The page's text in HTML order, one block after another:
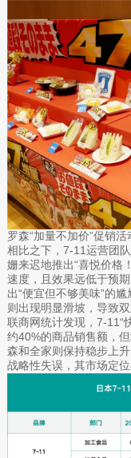
罗森“加量不加价”促销
相比之下，7-11运营团
姗来迟地推出“喜悦价格
速度，且效果远低于预
出“便宜但不够美味”的
则出现明显滑坡，导致双
联商网统计发现，7-11“
约40%的商品销售额，
森和全家则保持稳步上
战略性失误，其市场定位